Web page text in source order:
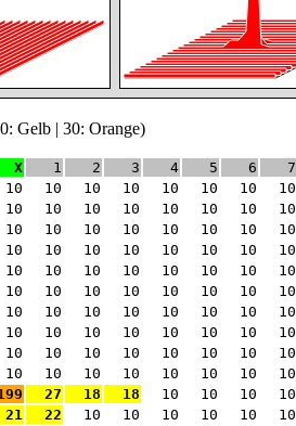
Gelb | 30: Orange)
1 2 3 4 5 6 7
10 10 10 10 10 10 10 10
10 10 10 10 10 10 10 10
10 10 10 10 10 10 10 10
10 10 10 10 10 10 10 10
10 10 10 10 10 10 10 10
10 10 10 10 10 10 10 10
10 10 10 10 10 10 10 10
10 10 10 10 10 10 10 10
10 10 10 10 10 10 10 10
10 10 10 10 10 10 10 10
27 18 18 10 10 10 10
21 22 10 10 10 10 10 10